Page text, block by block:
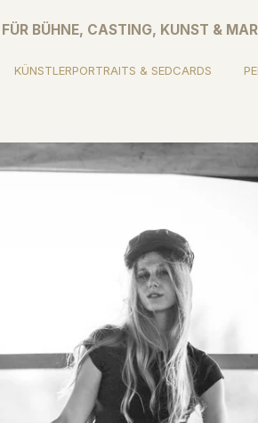
BÜHNE, CASTING, KUNST &
KÜNSTLERPORTRAITS & SEDCARDS